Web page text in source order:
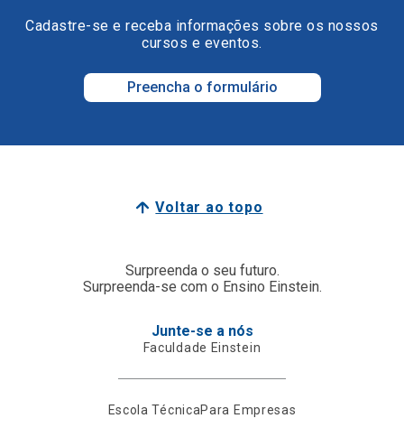
Cadastre-se e receba informações sobre os nossos
cursos e eventos.
Preencha o formulário
Voltar ao topo
Surpreenda o seu futuro.
Surpreenda-se com o Ensino Einstein.
Junte-se a nós
Faculdade Einstein
Escola TécnicaPara Empresas